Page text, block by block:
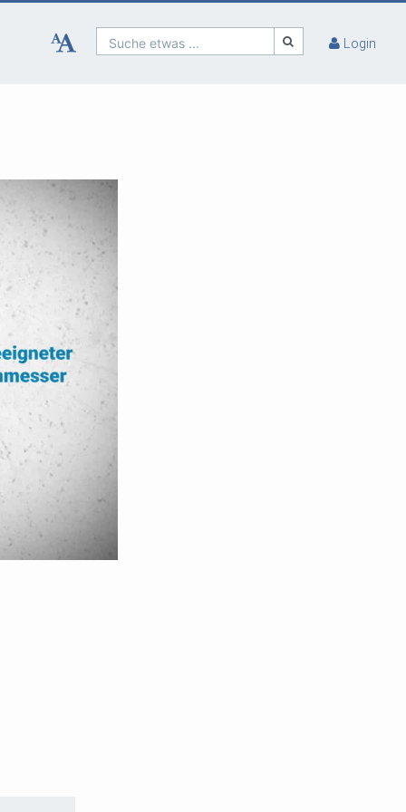
Suche etwas ... Login